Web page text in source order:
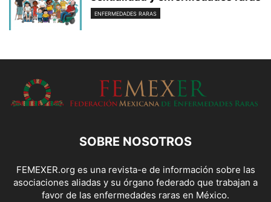
ENFERMEDADES RARAS
SOBRE NOSOTROS
FEMEXER.org es una revista-e de información sobre las
asociaciones aliadas y su órgano federado que trabajan a
favor de las enfermedades raras en México.